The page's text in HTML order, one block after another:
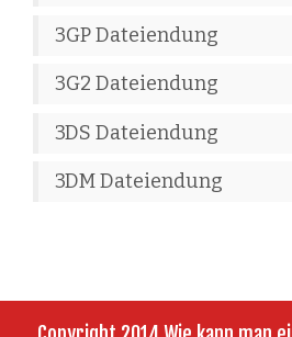
3GP Dateiendung
3G2 Dateiendung
3DS Dateiendung
3DM Dateiendung